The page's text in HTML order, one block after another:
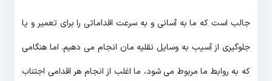
جالب است که ما به آسانی و به سرعت اقداماتی را برای تعمیر و یا
جلوگیری از آسیب به وسایل نقلیه مان انجام می دهیم. اما هنگامی
که به روابط ما مربوط می شود، ما اغلب از انجام هر اقدامی اجتناب